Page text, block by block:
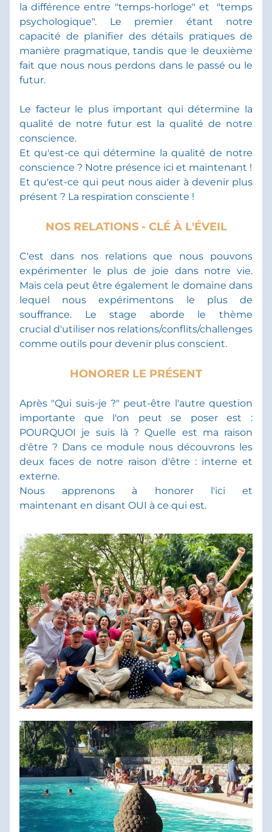
la différence entre "temps-horloge" et  "temps
psychologique". Le premier étant notre
capacité de planifier des détails pratiques de
manière pragmatique, tandis que le deuxième
fait que nous nous perdons dans le passé ou le
futur.
Le facteur le plus important qui détermine la
qualité de notre futur est la qualité de notre
conscience.
Et qu'est-ce qui détermine la qualité de notre
conscience ? Notre présence ici et maintenant !
Et qu'est-ce qui peut nous aider à devenir plus
présent ? La respiration consciente !
NOS RELATIONS - CLÉ À L'ÉVEIL
C'est dans nos relations que nous pouvons
expérimenter le plus de joie dans notre vie.
Mais cela peut être également le domaine dans
lequel nous expérimentons le plus de
souffrance. Le stage aborde le thème
crucial d'utiliser nos relations/conflits/challenges
comme outils pour devenir plus conscient.
HONORER LE PRÉSENT
Après "Qui suis-je ?" peut-être l'autre question
importante que l'on peut se poser est :
POURQUOI je suis là ? Quelle est ma raison
d'être ? Dans ce module nous découvrons les
deux faces de notre raison d'être : interne et
externe.
Nous apprenons à honorer l'ici et
maintenant en disant OUI à ce qui est.